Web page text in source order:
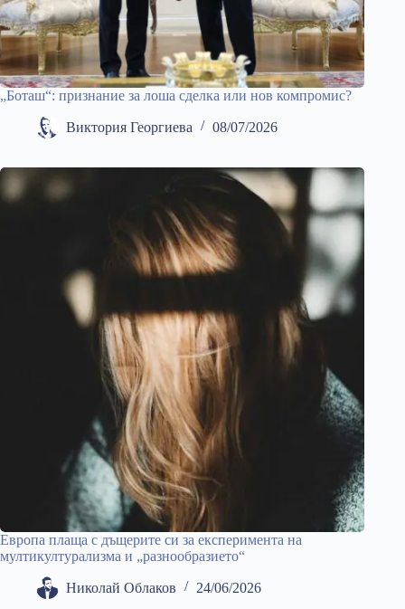
„Боташ“: признание за лоша сделка или нов компромис?
Виктория Георгиева 08/07/2026
Европа плаща с дъщерите си за експеримента на
мултикултурализма и „разнообразието“
Николай Облаков 24/06/2026